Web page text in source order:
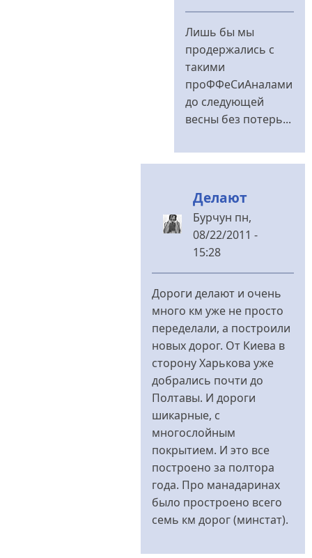
У
відповідь
Если
дороги
продержутся
Владимир
Лишь бы мы
продержались с
такими
проФФеСиАналами
до следующей
весны без потерь...
Делают
Бурчун пн,
08/22/2011 -
15:28
У
відповідь
до
а
дороги?
від
Меланченко
Дороги делают и очень
много км уже не просто
переделали, а построили
новых дорог. От Киева в
сторону Харькова уже
добрались почти до
Полтавы. И дороги
шикарные, с
многослойным
покрытием. И это все
построено за полтора
года. Про манадаринах
было простроено всего
семь км дорог (минстат).